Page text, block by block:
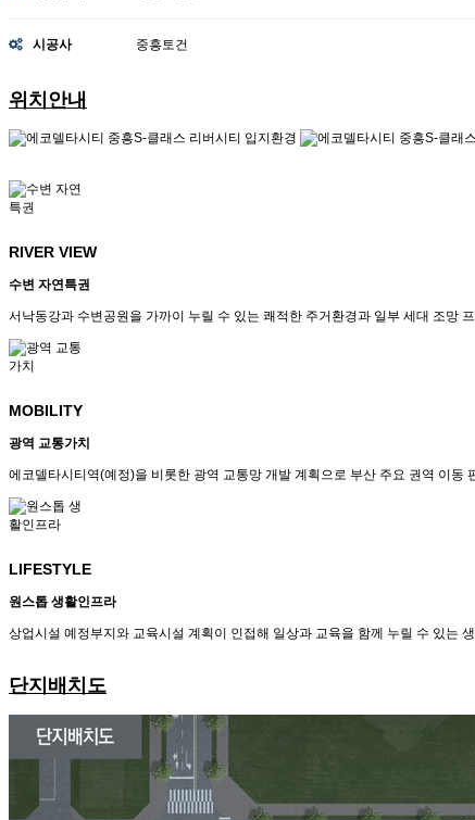
시공사 중흥토건
위치안내
RIVER VIEW
수변 자연특권
서낙동강과 수변공원을 가까이 누릴 수 있는 쾌적한 주거환경과 일부 세대 조망
MOBILITY
광역 교통가치
에코델타시티역(예정)을 비롯한 광역 교통망 개발 계획으로 부산 주요 권역 이동
LIFESTYLE
원스톱 생활인프라
상업시설 예정부지와 교육시설 계획이 인접해 일상과 교육을 함께 누릴 수 있는
단지배치도